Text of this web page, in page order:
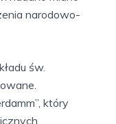
narodowo-
św.
który